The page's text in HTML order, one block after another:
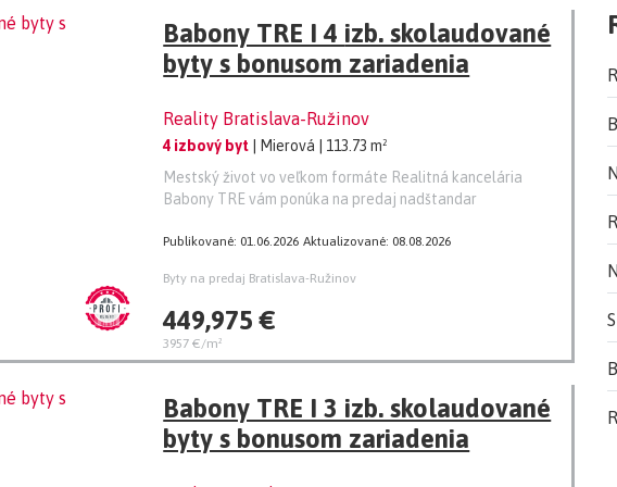
Babony TRE I 4 izb. skolaudované
byty s bonusom zariadenia
Reality Bratislava-Ružinov
4 izbový byt | Mierová
| 113.73 m²
Mestský život vo veľkom formáte Realitná kancelária
Babony TRE vám ponúka na predaj nadštandar
Publikované: 01.06.2026 Aktualizované: 08.08.2026
Byty na predaj Bratislava-Ružinov
449,975 €
3957 €/m²
Babony TRE I 3 izb. skolaudované
byty s bonusom zariadenia